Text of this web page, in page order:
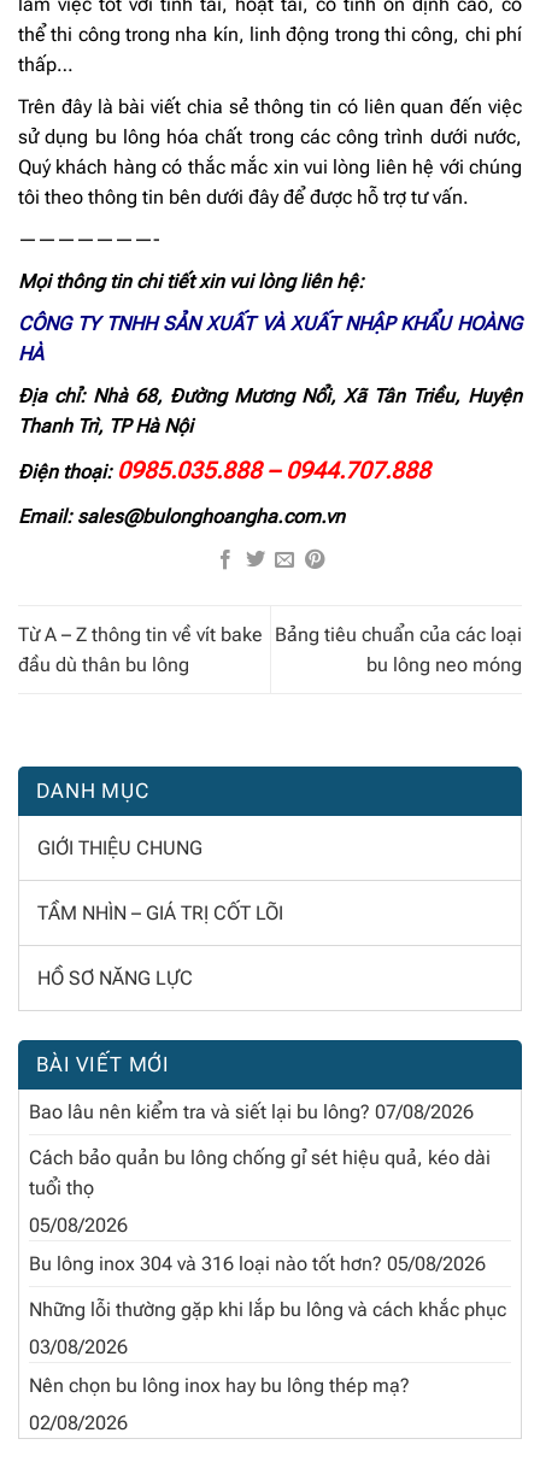
DANH MỤC
GIỚI THIỆU CHUNG
TẦM NHÌN – GIÁ TRỊ CỐT LÕI
HỒ SƠ NĂNG LỰC
BÀI VIẾT MỚI
Bao lâu nên kiểm tra và siết lại bu lông? 07/08/2026
Cách bảo quản bu lông chống gỉ sét hiệu quả, kéo dài
tuổi thọ
05/08/2026
Bu lông inox 304 và 316 loại nào tốt hơn? 05/08/2026
Những lỗi thường gặp khi lắp bu lông và cách khắc phục
03/08/2026
Nên chọn bu lông inox hay bu lông thép mạ?
02/08/2026
thể thi công trong nha kín, linh động trong thi công, chi phí
thấp…
Trên đây là bài viết chia sẻ thông tin có liên quan đến việc
sử dụng bu lông hóa chất trong các công trình dưới nước,
Quý khách hàng có thắc mắc xin vui lòng liên hệ với chúng
tôi theo thông tin bên dưới đây để được hỗ trợ tư vấn.
———————-
Mọi thông tin chi tiết xin vui lòng liên hệ:
CÔNG TY TNHH SẢN XUẤT VÀ XUẤT NHẬP KHẨU HOÀNG
HÀ
Địa chỉ: Nhà 68, Đường Mương Nổi, Xã Tân Triều, Huyện
Thanh Trì, TP Hà Nội
Điện thoại: 0985.035.888 – 0944.707.888
Email: sales@bulonghoangha.com.vn
Từ A – Z thông tin về vít bake
đầu dù thân bu lông
Bảng tiêu chuẩn của các loại
bu lông neo móng